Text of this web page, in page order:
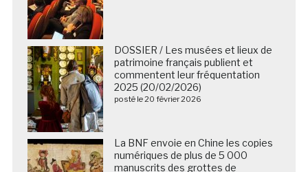
DOSSIER / Les musées et lieux de
patrimoine français publient et
commentent leur fréquentation
2025 (20/02/2026)
posté le 20 février 2026
La BNF envoie en Chine les copies
numériques de plus de 5 000
manuscrits des grottes de